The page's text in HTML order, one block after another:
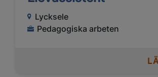
Lycksele
Pedagogiska arbeten